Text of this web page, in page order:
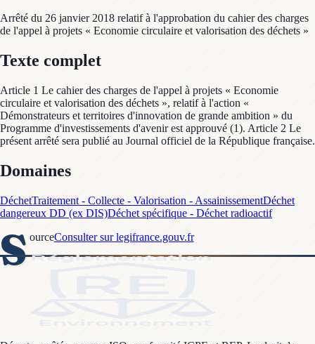
Arrêté du 26 janvier 2018 relatif à l'approbation du cahier des charges
de l'appel à projets « Economie circulaire et valorisation des déchets »
Texte complet
Article 1 Le cahier des charges de l'appel à projets « Economie
circulaire et valorisation des déchets », relatif à l'action «
Démonstrateurs et territoires d'innovation de grande ambition » du
Programme d'investissements d'avenir est approuvé (1). Article 2 Le
présent arrêté sera publié au Journal officiel de la République française.
Domaines
DéchetTraitement - Collecte - Valorisation - AssainissementDéchet
dangereux DD (ex DIS)Déchet spécifique - Déchet radioactif
S ourceConsulter sur legifrance.gouv.fr